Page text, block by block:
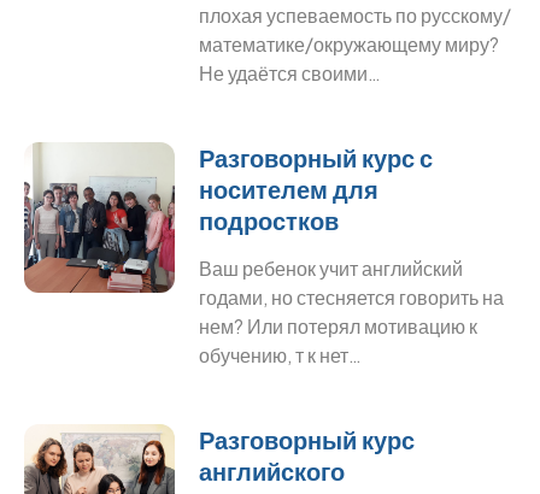
плохая успеваемость по русскому/
математике/окружающему миру?
Не удаётся своими…
Разговорный курс с
носителем для
подростков
Ваш ребенок учит английский
годами, но стесняется говорить на
нем? Или потерял мотивацию к
обучению, т к нет…
Разговорный курс
английского